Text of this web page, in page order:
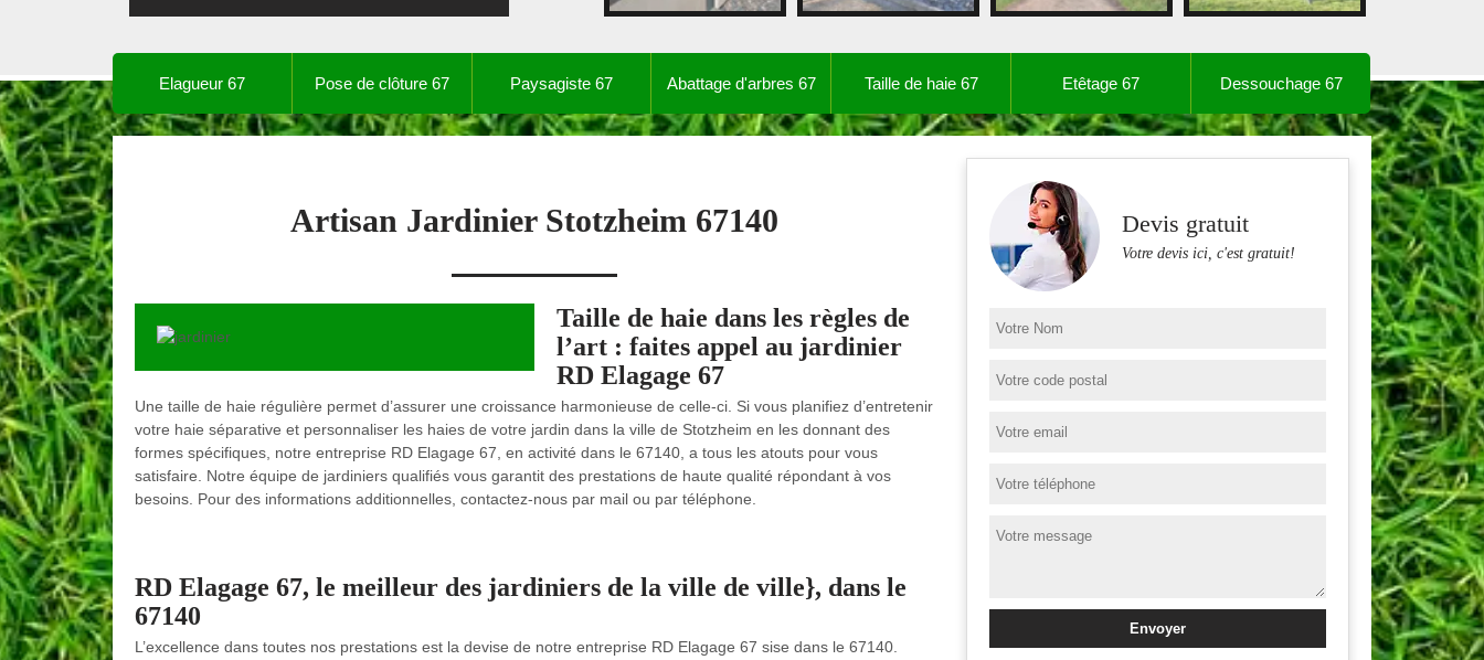
Elagueur 67 Pose de clôture 67 Paysagiste 67 Abattage d'arbres 67 Taille de haie 67 Etêtage 67 Dessouchage 67
Artisan Jardinier Stotzheim 67140
Taille de haie dans les règles de
l’art : faites appel au jardinier
RD Elagage 67
Une taille de haie régulière permet d’assurer une croissance harmonieuse de celle-ci. Si vous planifiez d’entretenir
votre haie séparative et personnaliser les haies de votre jardin dans la ville de Stotzheim en les donnant des
formes spécifiques, notre entreprise RD Elagage 67, en activité dans le 67140, a tous les atouts pour vous
satisfaire. Notre équipe de jardiniers qualifiés vous garantit des prestations de haute qualité répondant à vos
besoins. Pour des informations additionnelles, contactez-nous par mail ou par téléphone.
RD Elagage 67, le meilleur des jardiniers de la ville de ville}, dans le
67140
L’excellence dans toutes nos prestations est la devise de notre entreprise RD Elagage 67 sise dans le 67140.
Devis gratuit
Votre devis ici, c'est gratuit!